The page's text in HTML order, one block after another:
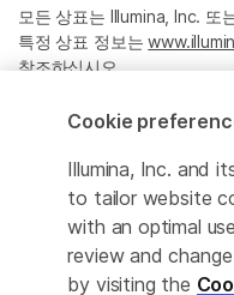
모든 상표는 Illumina, Inc. 또
특정 상표 정보는
참조하십시오.
Privacy Policy
© 2026 Illumina, Inc. All
Cookie
Illumina, Inc. and
to tailor website
with an optimal
review and
by visiting the